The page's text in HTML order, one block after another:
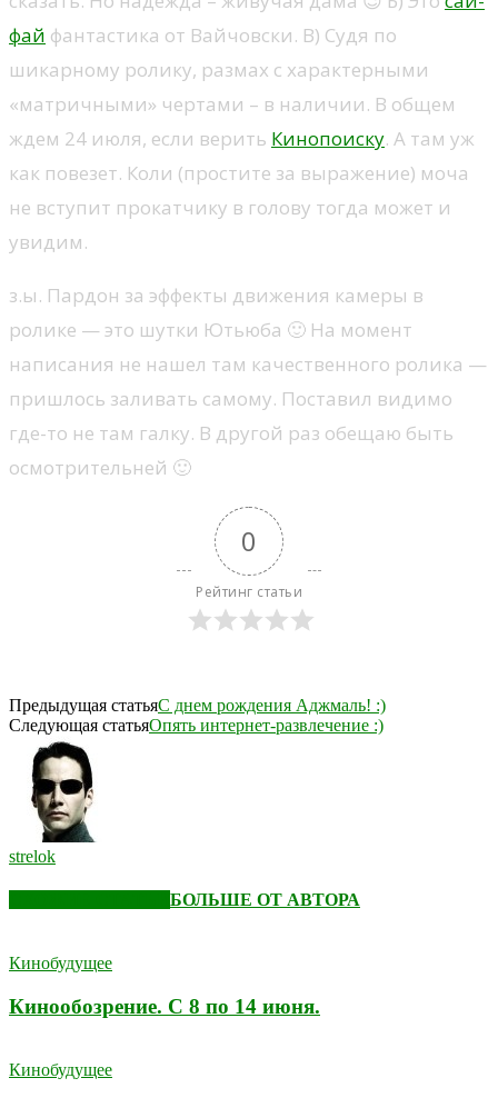
фай фантастика от Вайчовски. В) Судя по
шикарному ролику, размах с характерными
«матричными» чертами – в наличии. В общем
ждем 24 июля, если верить Кинопоиску. А там уж
как повезет. Коли (простите за выражение) моча
не вступит прокатчику в голову тогда может и
увидим.
з.ы. Пардон за эффекты движения камеры в
ролике — это шутки Ютьюба 🙂 На момент
написания не нашел там качественного ролика —
пришлось заливать самому. Поставил видимо
где-то не там галку. В другой раз обещаю быть
осмотрительней 🙂
0
Рейтинг статьи
Предыдущая статьяС днем рождения Аджмаль! :)
Следующая статьяОпять интернет-развлечение :)
strelok
БОЛЬШЕ ОТ АВТОРА
Кинобудущее
Кинообозрение. С 8 по 14 июня.
Кинобудущее